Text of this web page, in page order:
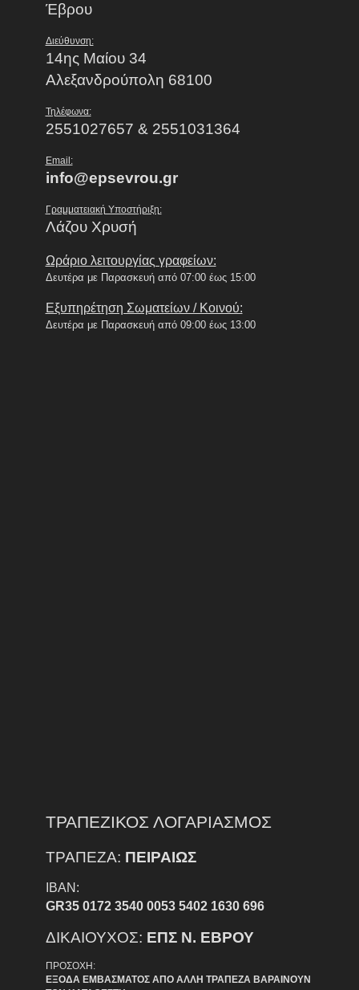
Έβρου
Διεύθυνση:
14ης Μαίου 34
Αλεξανδρούπολη 68100
Τηλέφωνα:
2551027657 & 2551031364
Email:
info@epsevrou.gr
Γραμματειακή Υποστήριξη:
Λάζου Χρυσή
Ωράριο λειτουργίας γραφείων:
Δευτέρα με Παρασκευή από 07:00 έως 15:00
Εξυπηρέτηση Σωματείων / Κοινού:
Δευτέρα με Παρασκευή από 09:00 έως 13:00
ΤΡΑΠΕΖΙΚΟΣ ΛΟΓΑΡΙΑΣΜΟΣ
ΤΡΑΠΕΖΑ: ΠΕΙΡΑΙΩΣ
IBAN:
GR35 0172 3540 0053 5402 1630 696
ΔΙΚΑΙΟΥΧΟΣ: ΕΠΣ Ν. ΕΒΡΟΥ
ΠΡΟΣΟΧΗ:
ΕΞΟΔΑ ΕΜΒΑΣΜΑΤΟΣ ΑΠΟ ΑΛΛΗ ΤΡΑΠΕΖΑ ΒΑΡΑΙΝΟΥΝ